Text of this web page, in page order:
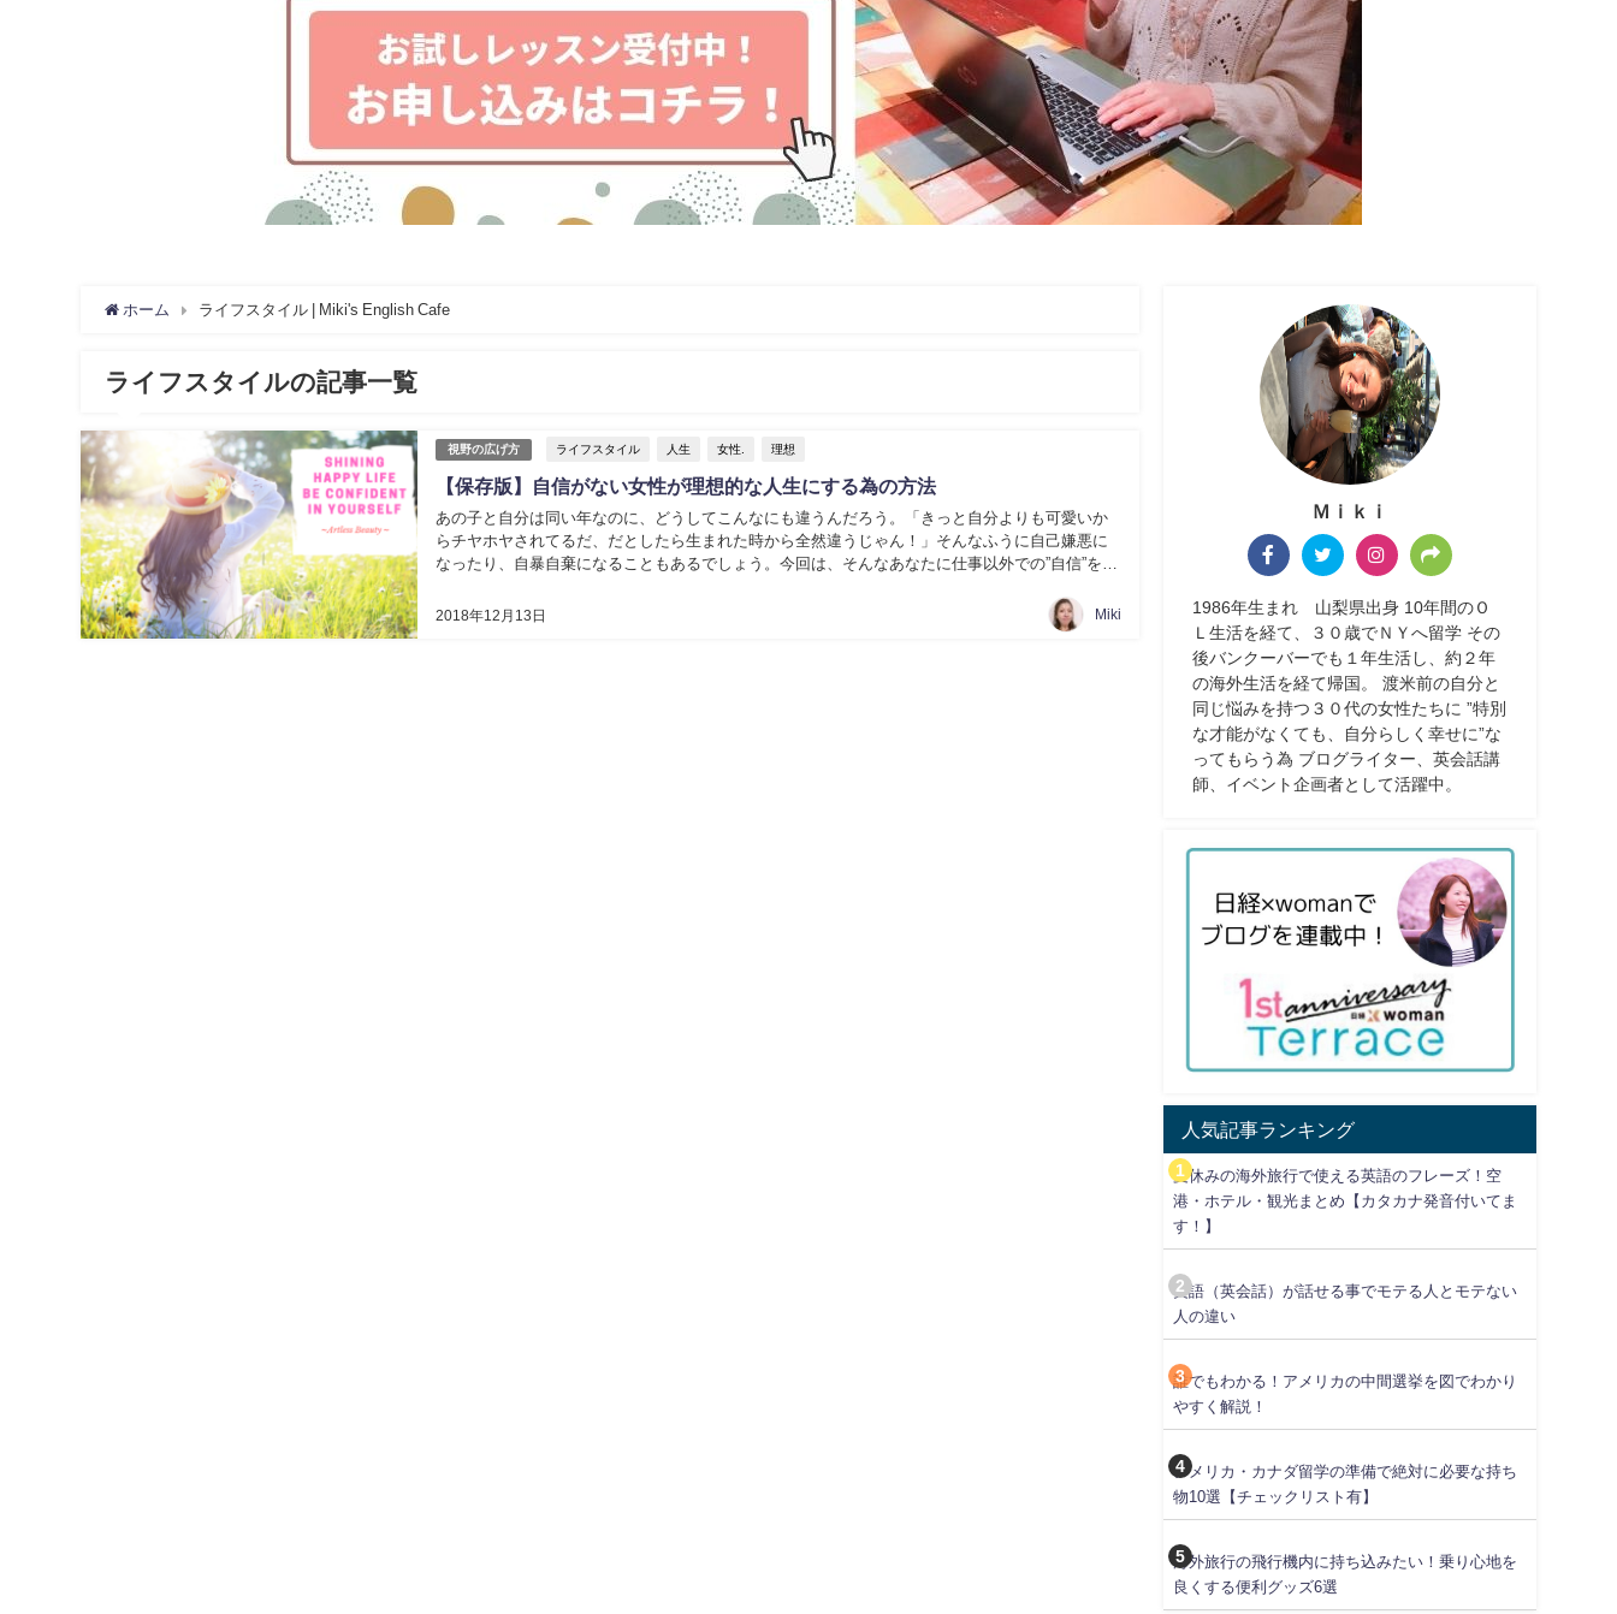
ホーム ライフスタイル | Miki's English Cafe
ライフスタイルの記事一覧
視野の広げ方 ライフスタイル 人生 女性. 理想
【保存版】自信がない女性が理想的な人生にする為の方法
2018年12月13日
あの子と自分は同い年なのに、どうしてこんなにも違うんだろう。「きっと自分よりも可愛いか
らチヤホヤされてるだ、だとしたら生まれた時から全然違うじゃん！」そんなふうに自己嫌悪に
なったり、自暴自棄になることもあるでしょう。今回は、そんなあなたに仕事以外での”自信”を付
Miki
Ｍｉｋｉ
1986年生まれ 山梨県出身 10年間のＯ
Ｌ生活を経て、３０歳でＮＹへ留学 その
後バンクーバーでも１年生活し、約２年
の海外生活を経て帰国。 渡米前の自分と
同じ悩みを持つ３０代の女性たちに ”特別
な才能がなくても、自分らしく幸せに”な
ってもらう為 ブログライター、英会話講
師、イベント企画者として活躍中。
人気記事ランキング
夏休みの海外旅行で使える英語のフレーズ！空
港・ホテル・観光まとめ【カタカナ発音付いてま
す！】
英語（英会話）が話せる事でモテる人とモテない
人の違い
誰でもわかる！アメリカの中間選挙を図でわかり
やすく解説！
アメリカ・カナダ留学の準備で絶対に必要な持ち
物10選【チェックリスト有】
海外旅行の飛行機内に持ち込みたい！乗り心地を
良くする便利グッズ6選